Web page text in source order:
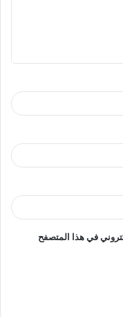
في هذا المتصفح